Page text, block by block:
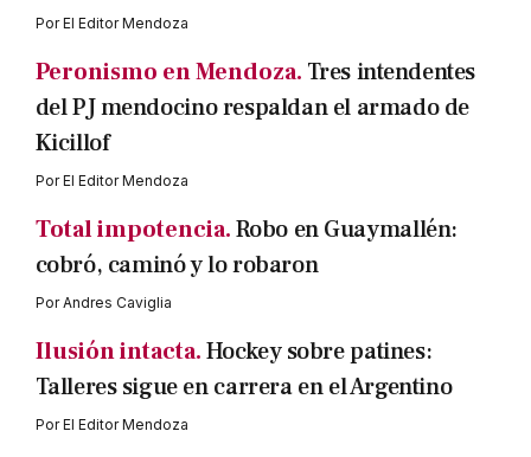
PorEl Editor Mendoza
Peronismo en Mendoza. Tres intendentes
del PJ mendocino respaldan el armado de
Kicillof
PorEl Editor Mendoza
Total impotencia.Robo en Guaymallén:
cobró, caminó y lo robaron
PorAndres Caviglia
Ilusión intacta.Hockey sobre patines:
Talleres sigue en carrera en el Argentino
PorEl Editor Mendoza